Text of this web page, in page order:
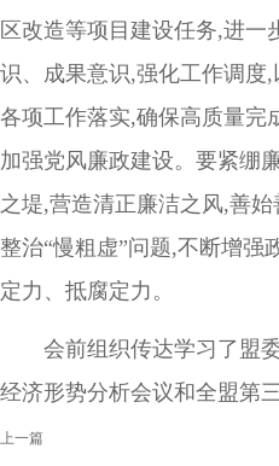
区改造等项目建设任务,进一
识、成果意识,强化工作调度
各项工作落实,确保高质量完
加强党风廉政建设。要紧绷
之堤,营造清正廉洁之风,善
整治“慢粗虚”问题,不断增强
定力、抵腐定力。
会前组织传达学习了盟委
经济形势分析会议和全盟第
上一篇